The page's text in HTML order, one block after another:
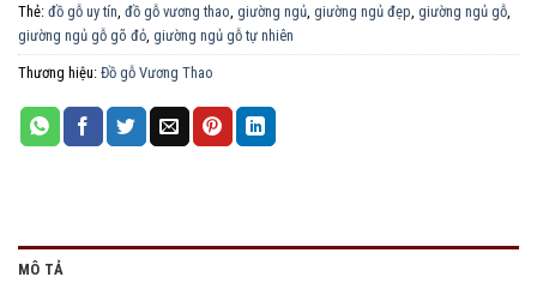
Thẻ: đồ gỗ uy tín, đồ gỗ vương thao, giường ngủ, giường ngủ đẹp, giường ngủ gỗ,
giường ngủ gỗ gõ đỏ, giường ngủ gỗ tự nhiên
Thương hiệu: Đồ gỗ Vương Thao
MÔ TẢ